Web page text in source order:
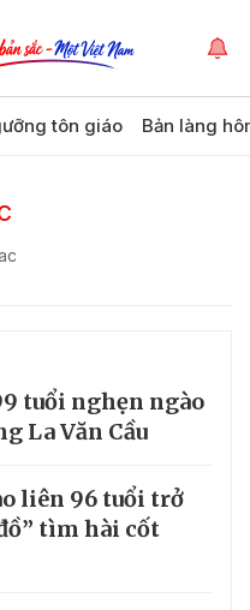
tôn giáo Bản làng
tuổi nghẹn ngào
La Văn Cầu
liên 96 tuổi trở
tìm hài cốt